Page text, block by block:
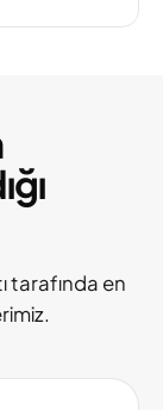
tarafında en